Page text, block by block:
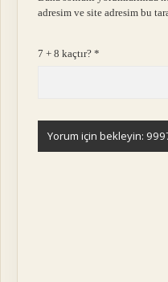
adresim ve site adresim bu
7 + 8 kaçtır?*